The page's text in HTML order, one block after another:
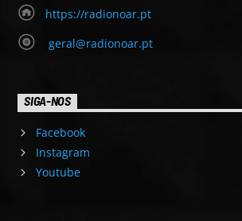
https://radionoar.pt
geral@radionoar.pt
SIGA-NOS
Facebook
Instagram
Youtube